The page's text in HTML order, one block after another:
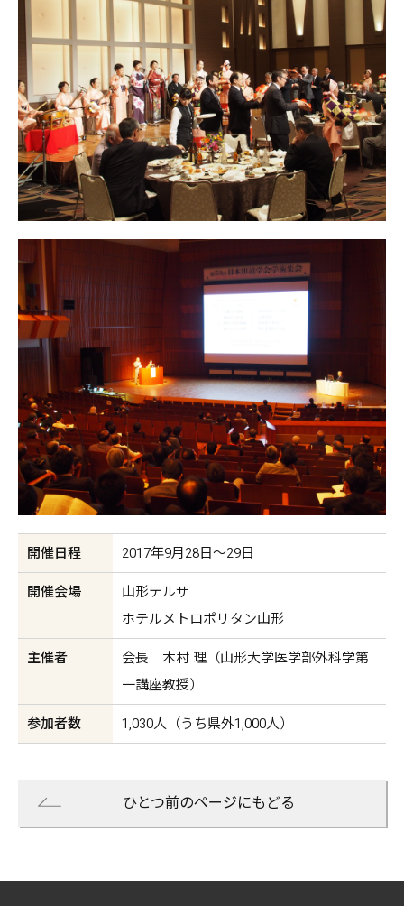
開催日程 2017年9月28日～29日
開催会場
山形テルサ
ホテルメトロポリタン山形
主催者
会長 木村 理（山形大学医学部外科学第
一講座教授）
参加者数 1,030人（うち県外1,000人）
ひとつ前のページにもどる